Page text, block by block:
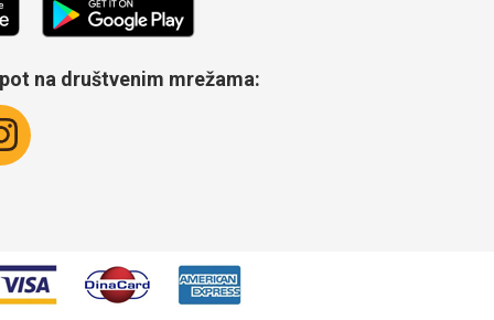
na društvenim mrežama: